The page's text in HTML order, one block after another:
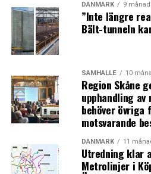
DANMARK 9
”Inte längre
Bält-tunneln
SAMHÄLLE 10
Region Skåne
upphandling av
behöver
motsvarande
DANMARK 11
Utredning klar
Metrolinjer i